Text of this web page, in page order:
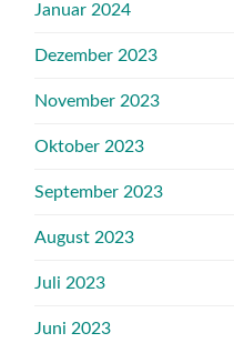
Januar 2024
Dezember 2023
November 2023
Oktober 2023
September 2023
August 2023
Juli 2023
Juni 2023